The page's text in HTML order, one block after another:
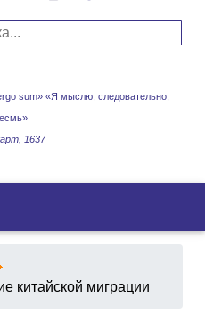
sum» «Я мыслю, следовательно,
1637
китайской миграции